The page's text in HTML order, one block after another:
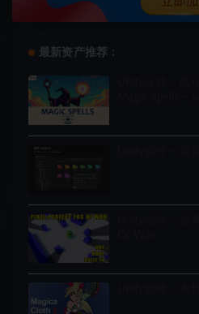
最新资产推荐：